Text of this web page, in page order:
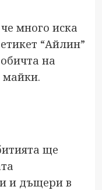
много иска
“Айлин”
на
майки.
ще
и дъщери в